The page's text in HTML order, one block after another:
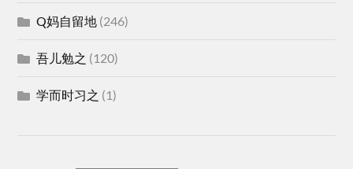
Q妈自留地 (246)
吾儿勉之 (120)
学而时习之 (1)